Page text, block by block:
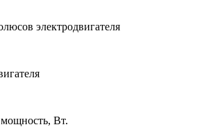
электродвигателя
Вт.